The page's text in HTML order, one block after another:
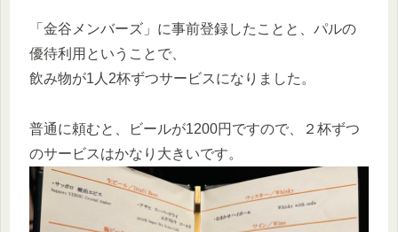
「金谷メンバーズ」に事前登録したことと、パルの
優待利用ということで、
飲み物が1人2杯ずつサービスになりました。
普通に頼むと、ビールが1200円ですので、２杯ずつ
のサービスはかなり大きいです。